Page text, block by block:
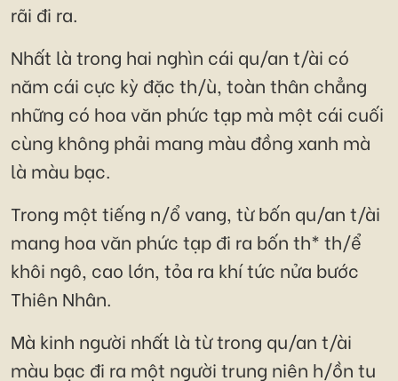
rãi đi ra.
Nhất là trong hai nghìn cái qu/an t/ài có
năm cái cực kỳ đặc th/ù, toàn thân chẳng
những có hoa văn phức tạp mà một cái cuối
cùng không phải mang màu đồng xanh mà
là màu bạc.
Trong một tiếng n/ổ vang, từ bốn qu/an t/ài
mang hoa văn phức tạp đi ra bốn th* th/ể
khôi ngô, cao lớn, tỏa ra khí tức nửa bước
Thiên Nhân.
Mà kinh người nhất là từ trong qu/an t/ài
màu bạc đi ra một người trung niên h/ồn tu